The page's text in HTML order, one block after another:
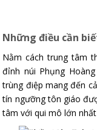
Những điều cần
Nằm cách trung tâm
đỉnh núi Phụng
trùng điệp mang đến
tín ngưỡng tôn giáo
tâm với qui mô lớn